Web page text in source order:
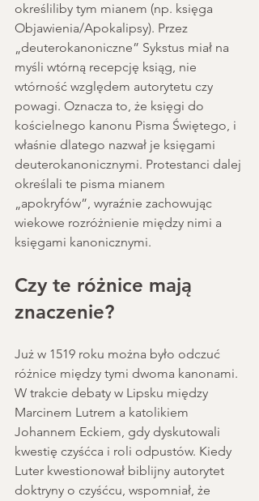
określiliby tym mianem (np. księga
Objawienia/Apokalipsy). Przez
„deuterokanoniczne” Sykstus miał na
myśli wtórną recepcję ksiąg, nie
wtórność względem autorytetu czy
powagi. Oznacza to, że księgi do
kościelnego kanonu Pisma Świętego, i
właśnie dlatego nazwał je księgami
deuterokanonicznymi. Protestanci dalej
określali te pisma mianem
„apokryfów”, wyraźnie zachowując
wiekowe rozróżnienie między nimi a
księgami kanonicznymi.
Czy te różnice mają
znaczenie?
Już w 1519 roku można było odczuć
różnice między tymi dwoma kanonami.
W trakcie debaty w Lipsku między
Marcinem Lutrem a katolikiem
Johannem Eckiem, gdy dyskutowali
kwestię czyśćca i roli odpustów. Kiedy
Luter kwestionował biblijny autorytet
doktryny o czyśćcu, wspomniał, że